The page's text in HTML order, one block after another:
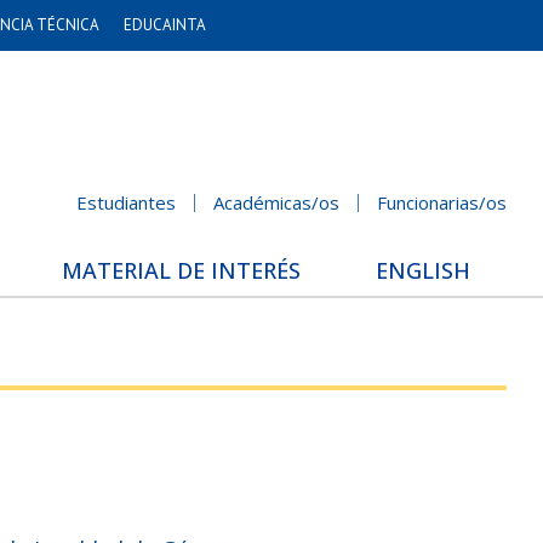
TÉCNICA EDUCAINTA
Estudiantes Académicas/os Funcionarias/os
MATERIAL DE INTERÉS ENGLISH